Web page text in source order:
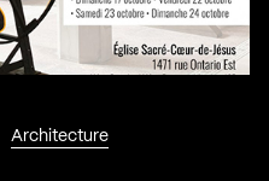
Architecture